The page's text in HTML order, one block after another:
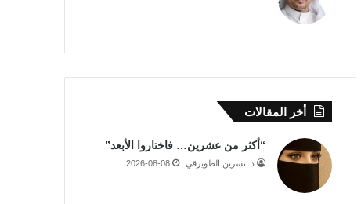
أخر المقالات
“أكثر من عشرين… فاختاروا الأبعد”
د. نسرين الطويرقي 2026-08-08